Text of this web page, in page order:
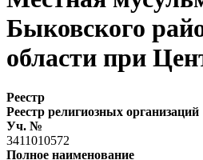
Быковского
области при
Реестр
Реестр религиозных организаций
Уч. №
3411010572
Полное наименование